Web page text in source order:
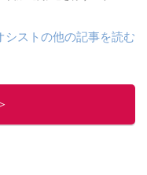
シストの他の記事を読む